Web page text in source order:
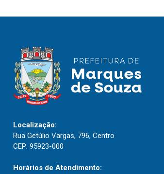
Localização:
Rua Getúlio Vargas, 796, Centro
CEP: 95923-000
Horários de Atendimento: